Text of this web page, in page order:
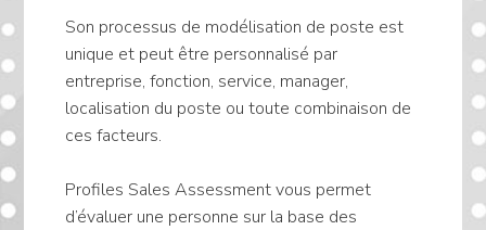
Son processus de modélisation de poste est
unique et peut être personnalisé par
entreprise, fonction, service, manager,
localisation du poste ou toute combinaison de
ces facteurs.
Profiles Sales Assessment vous permet
d’évaluer une personne sur la base des